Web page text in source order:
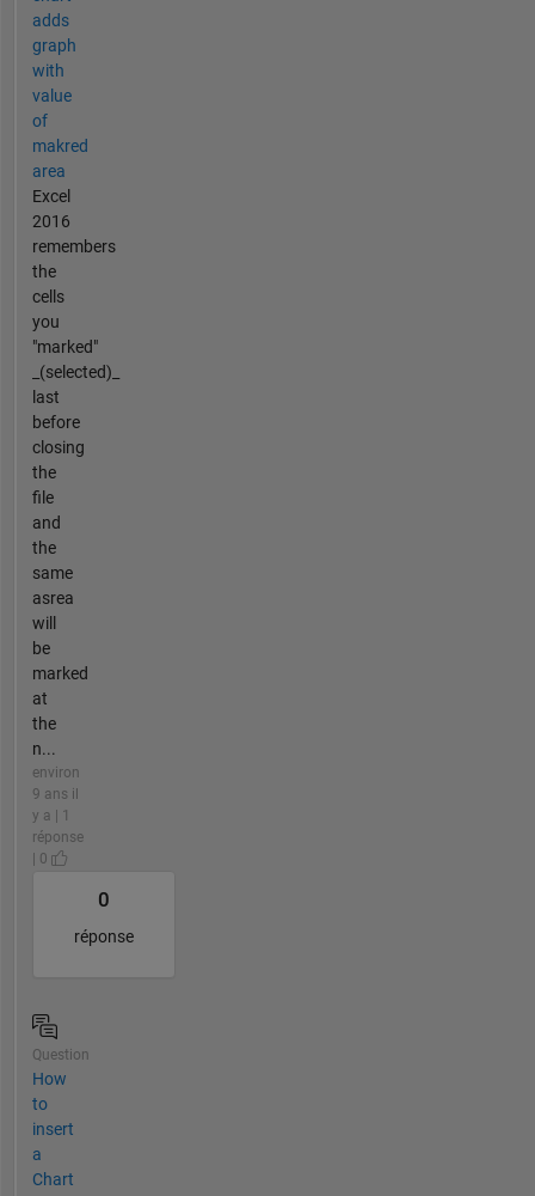
adds
graph
with
value
of
makred
area
Excel
2016
remembers
the
cells
you
"marked"
_(selected)_
last
before
closing
the
file
and
the
same
asrea
will
be
marked
at
the
n...
environ
9 ans il
y a | 1
réponse
| 0
0
réponse
Question
How
to
insert
a
Chart